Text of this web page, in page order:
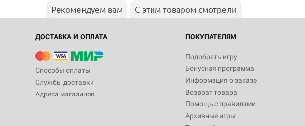
Рекомендуем вам С этим товаром смотрели
ДОСТАВКА И ОПЛАТА
Способы оплаты
Службы доставки
Адреса магазинов
ПОКУПАТЕЛЯМ
Подобрать игру
Бонусная программа
Информация о заказе
Возврат товара
Помощь с правилами
Архивные игры